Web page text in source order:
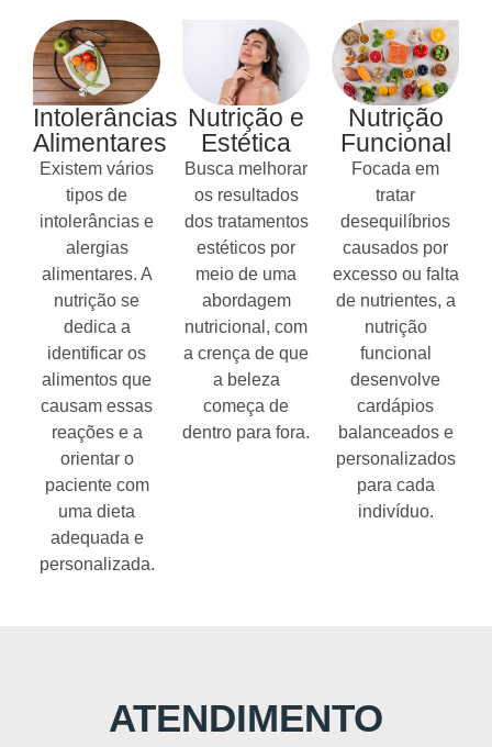
Intolerâncias
Alimentares
Existem vários
tipos de
intolerâncias e
alergias
alimentares. A
nutrição se
dedica a
identificar os
alimentos que
causam essas
reações e a
orientar o
paciente com
uma dieta
adequada e
personalizada.
Nutrição e
Estética
Busca melhorar
os resultados
dos tratamentos
estéticos por
meio de uma
abordagem
nutricional, com
a crença de que
a beleza
começa de
dentro para fora.
Nutrição
Funcional
Focada em
tratar
desequilíbrios
causados por
excesso ou falta
de nutrientes, a
nutrição
funcional
desenvolve
cardápios
balanceados e
personalizados
para cada
indivíduo.
ATENDIMENTO